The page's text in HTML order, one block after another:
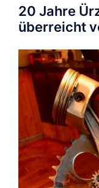
20 Jahre
überreicht